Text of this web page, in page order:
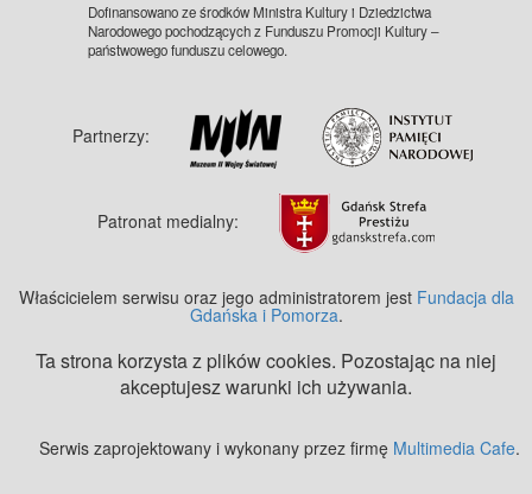
Dofinansowano ze środków Ministra Kultury i Dziedzictwa
Narodowego pochodzących z Funduszu Promocji Kultury –
państwowego funduszu celowego.
Partnerzy:
Patronat medialny:
Właścicielem serwisu oraz jego administratorem jest Fundacja dla
Gdańska i Pomorza.
Ta strona korzysta z plików cookies. Pozostając na niej
akceptujesz warunki ich używania.
Serwis zaprojektowany i wykonany przez firmę Multimedia Cafe.